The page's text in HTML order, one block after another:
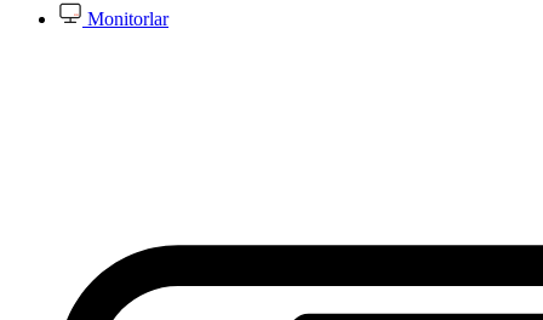
Monitorlar